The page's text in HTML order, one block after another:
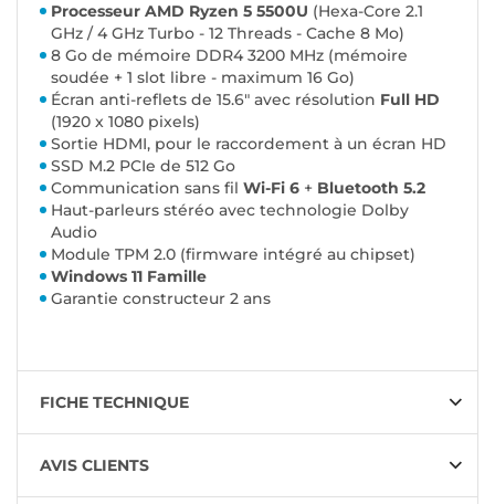
Processeur AMD Ryzen 5 5500U (Hexa-Core 2.1
GHz / 4 GHz Turbo - 12 Threads - Cache 8 Mo)
8 Go de mémoire DDR4 3200 MHz (mémoire
soudée + 1 slot libre - maximum 16 Go)
Écran anti-reflets de 15.6" avec résolution Full HD
(1920 x 1080 pixels)
Sortie HDMI, pour le raccordement à un écran HD
SSD M.2 PCIe de 512 Go
Communication sans fil Wi-Fi 6 + Bluetooth 5.2
Haut-parleurs stéréo avec technologie Dolby
Audio
Module TPM 2.0 (firmware intégré au chipset)
Windows 11 Famille
Garantie constructeur 2 ans
FICHE TECHNIQUE
AVIS CLIENTS